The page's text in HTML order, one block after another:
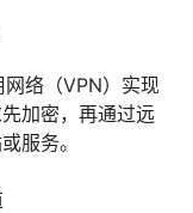
络（VPN）实现
加密，再通过远
服务。